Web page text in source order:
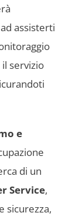
assisterti
servizio
e
di un
Service,
sicurezza,